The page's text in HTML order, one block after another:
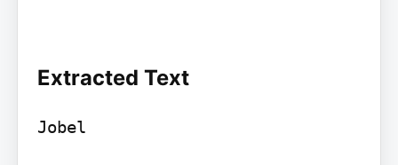
Extracted Text
Jobel